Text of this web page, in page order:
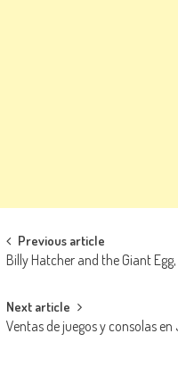
Navegación de
Previous article
Billy Hatcher and the Giant
Next article
Ventas de juegos y consolas